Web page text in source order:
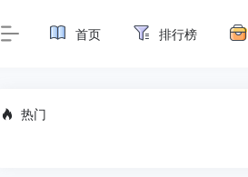
首页 排行榜
热门